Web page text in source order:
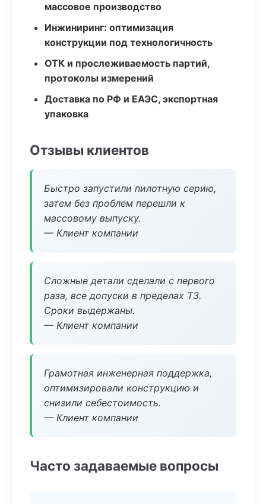
массовое производство
Инжиниринг: оптимизация
конструкции под технологичность
ОТК и прослеживаемость партий,
протоколы измерений
Доставка по РФ и ЕАЭС, экспортная
упаковка
Отзывы клиентов
Быстро запустили пилотную серию,
затем без проблем перешли к
массовому выпуску.
— Клиент компании
Сложные детали сделали с первого
раза, все допуски в пределах ТЗ.
Сроки выдержаны.
— Клиент компании
Грамотная инженерная поддержка,
оптимизировали конструкцию и
снизили себестоимость.
— Клиент компании
Часто задаваемые вопросы